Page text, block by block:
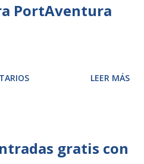
PortAventura
LEER MÁS
gratis con